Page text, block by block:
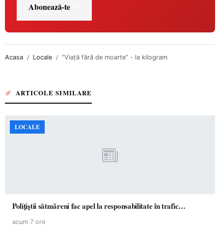
Abonează-te
Acasa Locale ”Viață fără de moarte” - la kilogram
ARTICOLE SIMILARE
LOCALE
Polițiștii sătmăreni fac apel la responsabilitate în trafic…
acum 7 ore